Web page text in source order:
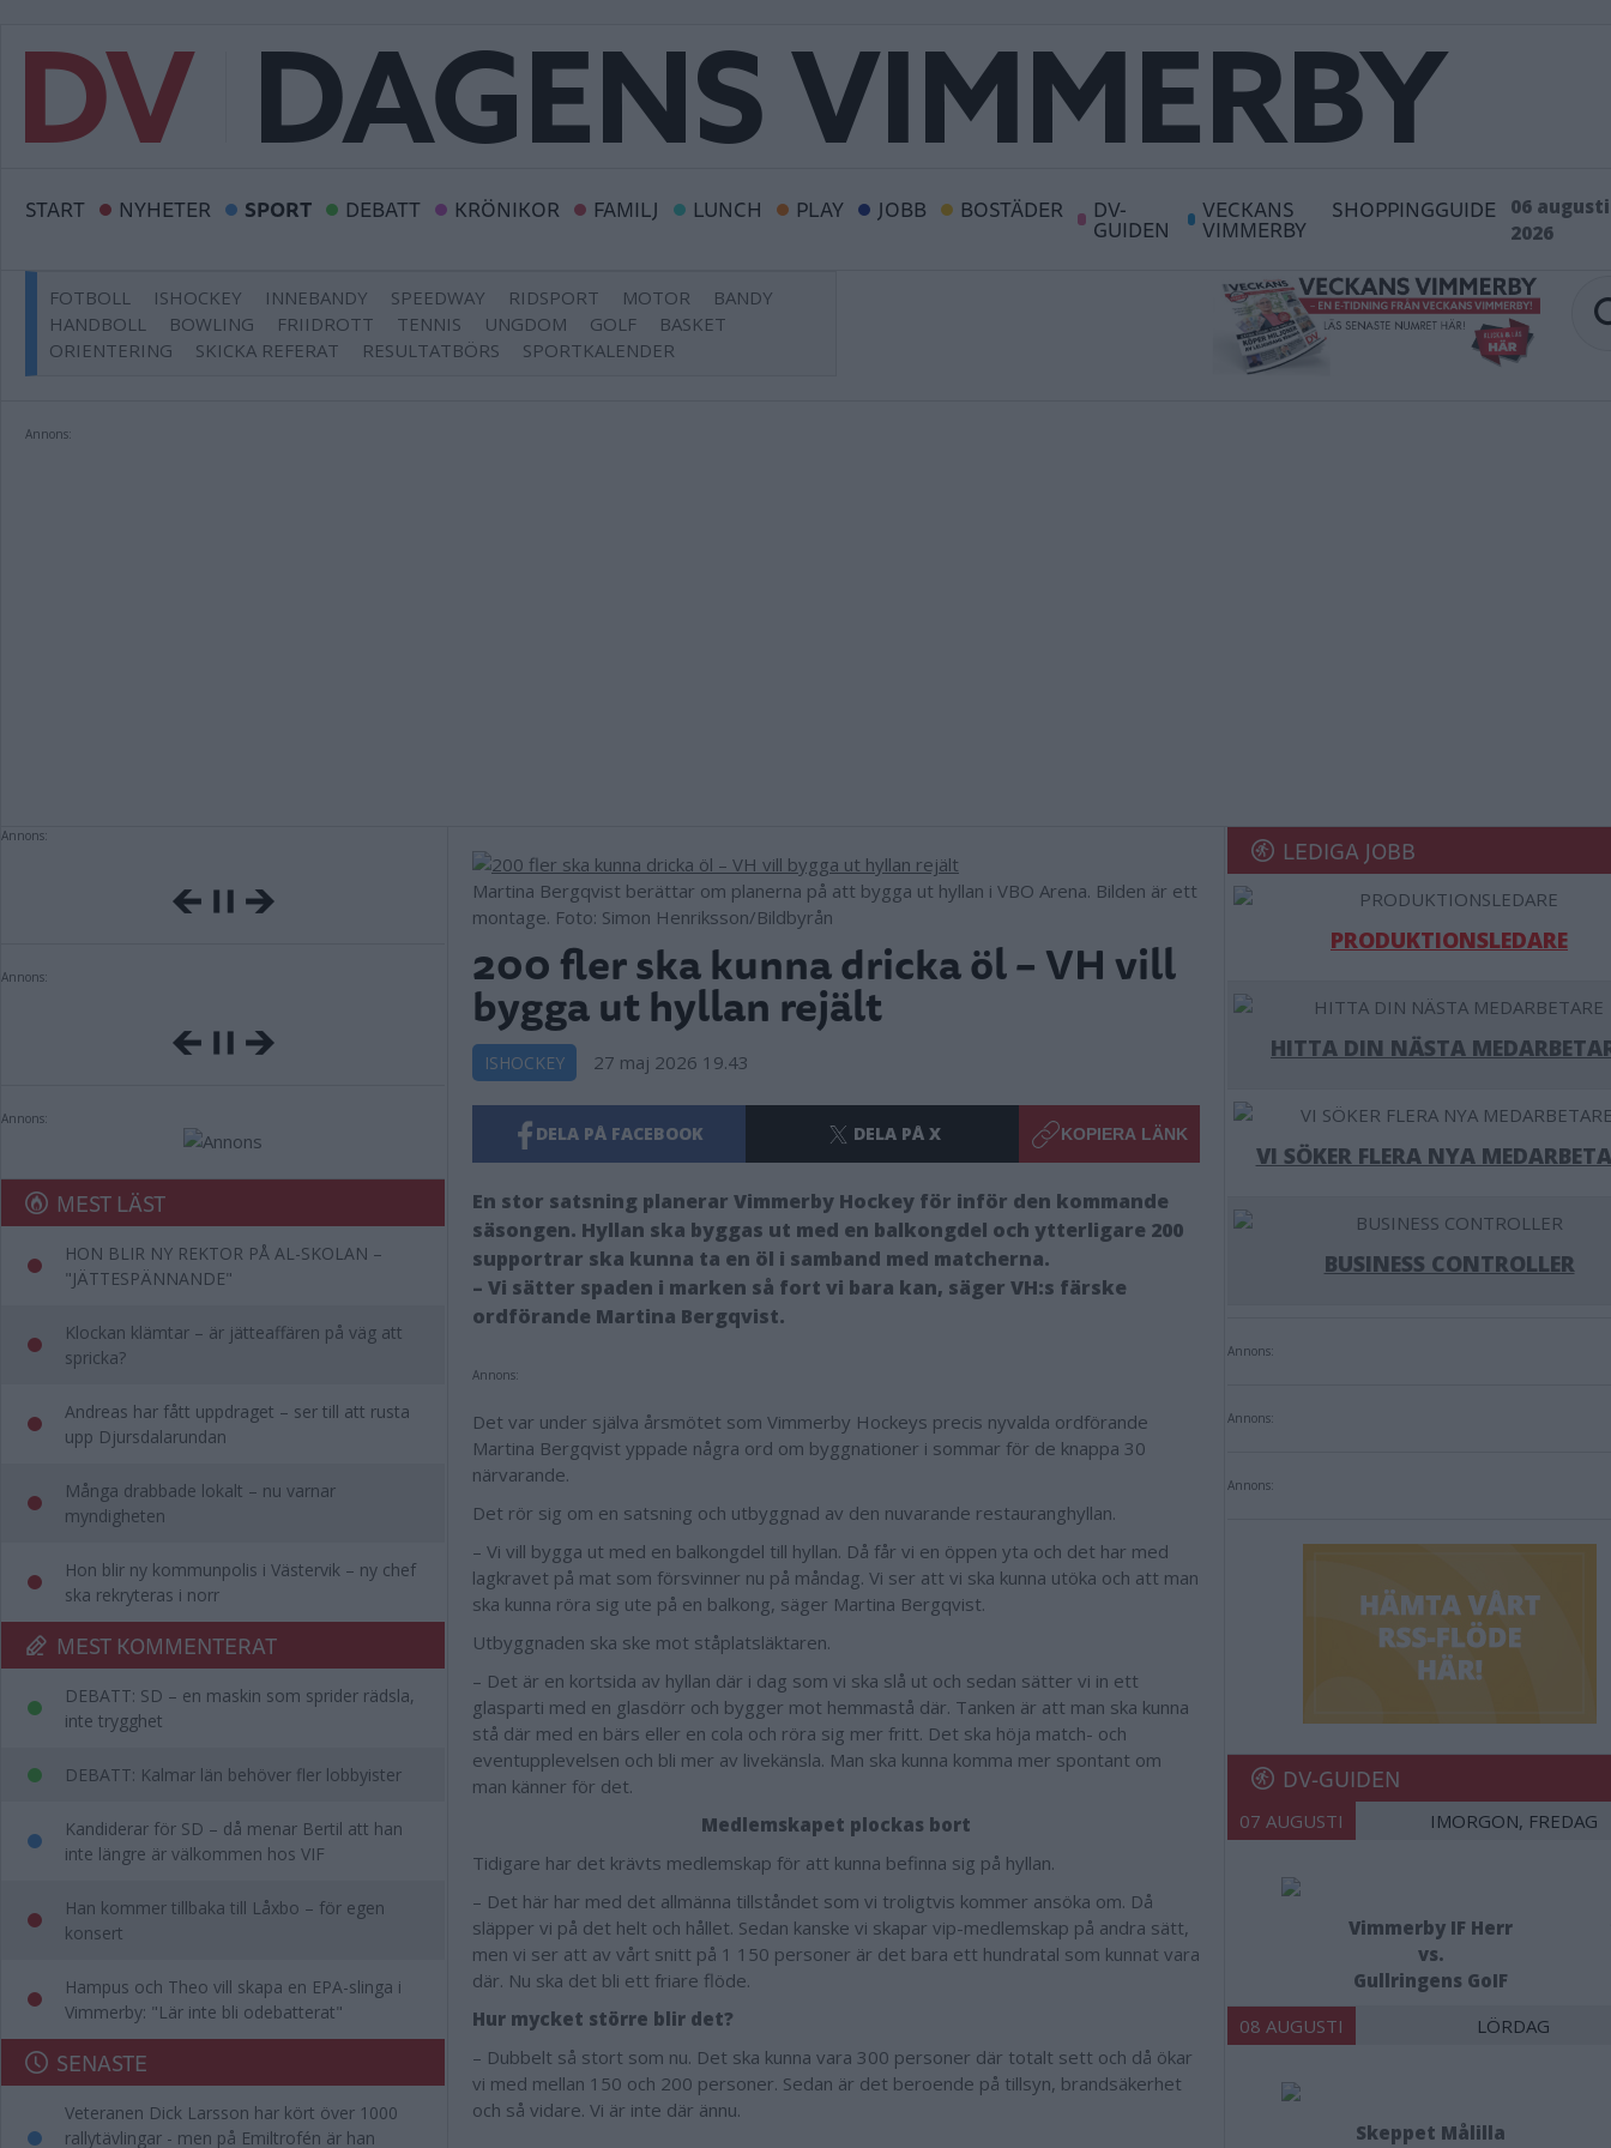
START NYHETER SPORT DEBATT KRÖNIKOR FAMILJ LUNCH PLAY JOBB BOSTÄDER DV-
GUIDEN
VECKANS
VIMMERBY
SHOPPINGGUIDE
06 augusti
2026
FOTBOLL ISHOCKEY INNEBANDY SPEEDWAY RIDSPORT MOTOR
BANDY
HANDBOLL
BOWLING FRIIDROTT TENNIS UNGDOM GOLF
BASKET
ORIENTERING
SKICKA REFERAT RESULTATBÖRS SPORTKALENDER
Annons:
Annons:
Annons:
Annons:
MEST LÄST
HON BLIR NY REKTOR PÅ AL-SKOLAN –
"JÄTTESPÄNNANDE"
Klockan klämtar – är jätteaffären på väg att
spricka?
Andreas har fått uppdraget – ser till att rusta
upp Djursdalarundan
Många drabbade lokalt – nu varnar
myndigheten
Hon blir ny kommunpolis i Västervik – ny chef
ska rekryteras i norr
MEST KOMMENTERAT
DEBATT: SD – en maskin som sprider rädsla,
inte trygghet
DEBATT: Kalmar län behöver fler lobbyister
Kandiderar för SD – då menar Bertil att han
inte längre är välkommen hos VIF
Han kommer tillbaka till Låxbo – för egen
konsert
Hampus och Theo vill skapa en EPA-slinga i
Vimmerby: "Lär inte bli odebatterat"
SENASTE
Veteranen Dick Larsson har kört över 1000
rallytävlingar - men på Emiltrofén är han
Martina Bergqvist berättar om planerna på att bygga ut hyllan i VBO Arena. Bilden är ett
montage. Foto: Simon Henriksson/Bildbyrån
200 fler ska kunna dricka öl – VH vill
bygga ut hyllan rejält
ISHOCKEY 27 maj 2026 19.43
DELA PÅ FACEBOOK DELA PÅ X KOPIERA LÄNK
En stor satsning planerar Vimmerby Hockey för inför den kommande
säsongen. Hyllan ska byggas ut med en balkongdel och ytterligare 200
supportrar ska kunna ta en öl i samband med matcherna.
– Vi sätter spaden i marken så fort vi bara kan, säger VH:s färske
ordförande Martina Bergqvist.
Annons:
Det var under själva årsmötet som Vimmerby Hockeys precis nyvalda ordförande
Martina Bergqvist yppade några ord om byggnationer i sommar för de knappa 30
närvarande.
Det rör sig om en satsning och utbyggnad av den nuvarande restauranghyllan.
– Vi vill bygga ut med en balkongdel till hyllan. Då får vi en öppen yta och det har med
lagkravet på mat som försvinner nu på måndag. Vi ser att vi ska kunna utöka och att man
ska kunna röra sig ute på en balkong, säger Martina Bergqvist.
Utbyggnaden ska ske mot ståplatsläktaren.
– Det är en kortsida av hyllan där i dag som vi ska slå ut och sedan sätter vi in ett
glasparti med en glasdörr och bygger mot hemmastå där. Tanken är att man ska kunna
stå där med en bärs eller en cola och röra sig mer fritt. Det ska höja match- och
eventupplevelsen och bli mer av livekänsla. Man ska kunna komma mer spontant om
man känner för det.
Medlemskapet plockas bort
Tidigare har det krävts medlemskap för att kunna befinna sig på hyllan.
– Det här har med det allmänna tillståndet som vi troligtvis kommer ansöka om. Då
släpper vi på det helt och hållet. Sedan kanske vi skapar vip-medlemskap på andra sätt,
men vi ser att av vårt snitt på 1 150 personer är det bara ett hundratal som kunnat vara
där. Nu ska det bli ett friare flöde.
Hur mycket större blir det?
– Dubbelt så stort som nu. Det ska kunna vara 300 personer där totalt sett och då ökar
vi med mellan 150 och 200 personer. Sedan är det beroende på tillsyn, brandsäkerhet
och så vidare. Vi är inte där ännu.
LEDIGA JOBB
PRODUKTIONSLEDARE
HITTA DIN NÄSTA
VI SÖKER FLERA NYA
BUSINESS CONTROLLER
Annons:
Annons:
Annons:
DV-GUIDEN
07 AUGUSTI IMORGON, FREDAG
Vimmerby IF Herr
vs.
Gullringens GoIF
08 AUGUSTI LÖRDAG
Skeppet Målilla